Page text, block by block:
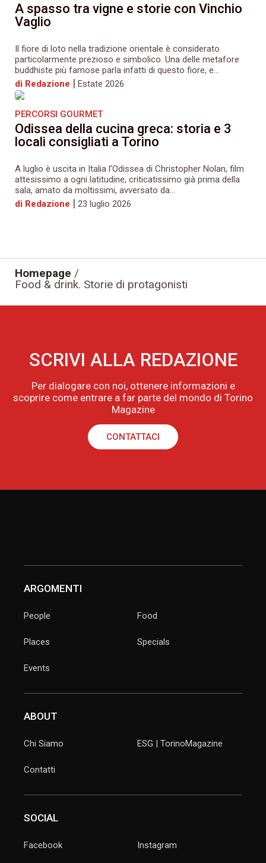
A spasso tra vigne e storie con Vinchio
Vaglio
Il fiore di loto nella tradizione orientale è considerato
particolarmente prezioso e simbolico. Una delle metafore
buddhiste più famose parla infatti di questo fiore, e...
di Redazione | Estate 2026
PERCORSI GOURMET
Odissea della cucina greca: storia e 3
locali consigliati a Torino
A luglio è uscita in Italia l’Odissea di Christopher Nolan, film
attesissimo a ogni latitudine, criticatissimo già prima della
sala, amato da moltissimi, avversato da...
di Redazione | 23 luglio 2026
Homepage /
Food & drink. Storie di protagonisti
SCRIVI ALLA REDAZIONE
Per dialogare con noi, ottenere informazioni e
scoprire come entrare a far parte del mondo di Torino
Magazine
CONTATTACI
ARGOMENTI
People
Places
Events
Food
Specials
ABOUT
Chi Siamo
Contatti
ESG | TorinoMagazine
SOCIAL
Facebook Instagram